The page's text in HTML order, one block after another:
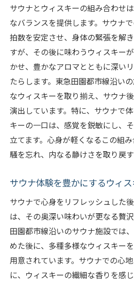
サウナとウィスキーの組み合わせ
なバランスを提供します。サウナ
拍数を安定させ、身体の緊張を解
すが、その後に味わうウィスキー
かせ、豊かなアロマとともに深い
たらします。東急田園都市線沿い
なウィスキーを取り揃え、サウナ
演出しています。特に、サウナで
キーの一口は、感覚を鋭敏にし、
立てます。心身が軽くなるこの組
騒を忘れ、内なる静けさを取り戻す
サウナ体験を豊かにするウィ
サウナで心身をリフレッシュした
は、その奥深い味わいが更なる贅
田園都市線沿いのサウナ施設では
めた後に、多種多様なウィスキー
用意されています。サウナでの心
に、ウィスキーの繊細な香りを感